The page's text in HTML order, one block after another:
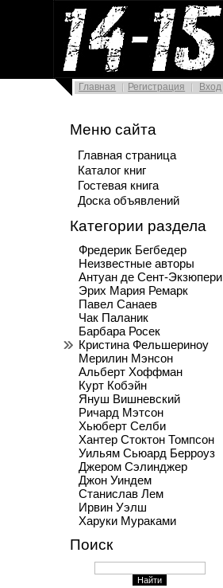
Главная Регистрация Вход
Меню сайта
Главная страница
Каталог книг
Гостевая книга
Доска объявлений
Категории раздела
Фредерик Бегбедер
Неизвестные авторы
Антуан де Сент-Экзюпери
Эрих Мария Ремарк
Павел Санаев
Чак Паланик
Барбара Росек
Кристина Фельшериноу
Мерилин Мэнсон
Альберт Хоффман
Курт Кобэйн
Януш Вишневский
Ричард Мэтсон
Хьюберт Селби
Хантер Стоктон Томпсон
Уильям Сьюард Берроуз
Джером Сэлинджер
Джон Уиндем
Станислав Лем
Ирвин Уэлш
Харуки Мураками
Поиск